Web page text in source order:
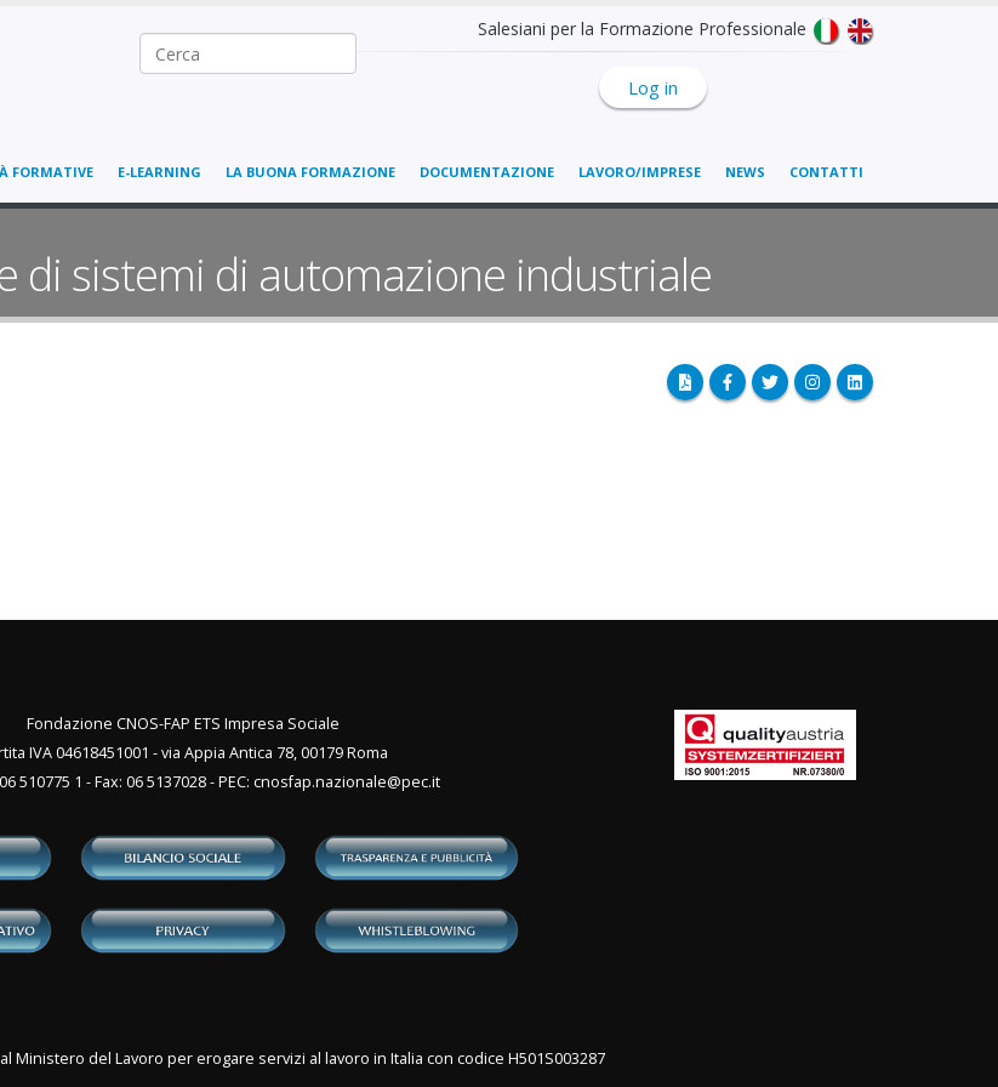
Salesiani per la Formazione Professionale
Log in
Ricerca nel sito
FORMATIVE E-LEARNING LA BUONA FORMAZIONE DOCUMENTAZIONE LAVORO/IMPRESE NEWS CONTATTI
di sistemi di automazione industriale
Fondazione CNOS-FAP ETS Impresa Sociale
IVA 04618451001 - via Appia Antica 78, 00179 Roma
510775 1 - Fax: 06 5137028 - PEC: cnosfap.nazionale@pec.it
Ministero del Lavoro per erogare servizi al lavoro in Italia con codice H501S003287